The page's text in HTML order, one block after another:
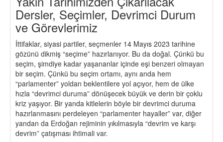
Dersler, Seçimler, Devrimci Durum
ve Görevlerimiz
İttifaklar, siyasi partiler, seçmenler 14 Mayıs 2023 tarihine
gözünü dikmiş “seçime” hazırlanıyor. Bu da doğal. Çünkü bu
seçim, şimdiye kadar yaşananlar içinde eşi benzeri olmayan
bir seçim. Çünkü bu seçim ortamı, aynı anda hem
“parlamenter” yoldan beklentilere yol açıyor, hem de ülke
hızla “devrimci duruma” dönüşecek büyük ve derin bir çoklu
kriz yaşıyor. Bir yanda kitlelerin böyle bir devrimci duruma
hazırlanmasını perdeleyen “parlamenter hayaller” var, diğer
yandan da Erdoğan rejiminin yıkılmasıyla “devrim ve karşı
devrim” çatışması ihtimali var.